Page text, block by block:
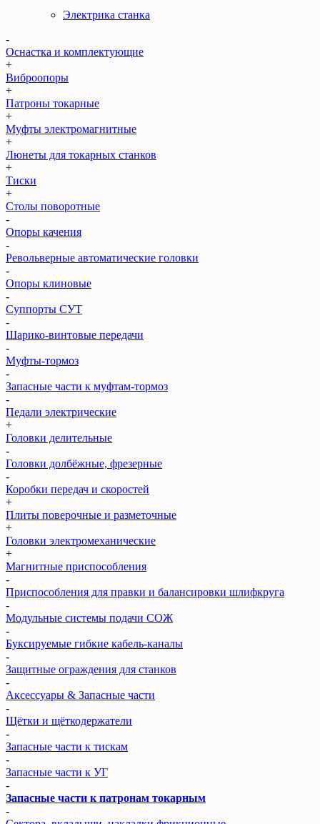
Электрика станка
-
Оснастка и комплектующие
+
Виброопоры
+
Патроны токарные
+
Муфты электромагнитные
+
Люнеты для токарных станков
+
Тиски
+
Столы поворотные
-
Опоры качения
-
Револьверные автоматические головки
-
Опоры клиновые
-
Суппорты СУТ
-
Шарико-винтовые передачи
-
Муфты-тормоз
-
Запасные части к муфтам-тормоз
-
Педали электрические
+
Головки делительные
-
Головки долбёжные, фрезерные
-
Коробки передач и скоростей
+
Плиты поверочные и разметочные
+
Головки электромеханические
+
Магнитные приспособления
-
Приспособления для правки и балансировки шлифкруга
-
Модульные системы подачи СОЖ
-
Буксируемые гибкие кабель-каналы
-
Защитные ограждения для станков
-
Аксессуары & Запасные части
-
Щётки и щёткодержатели
-
Запасные части к тискам
-
Запасные части к УГ
-
Запасные части к патронам токарным
-